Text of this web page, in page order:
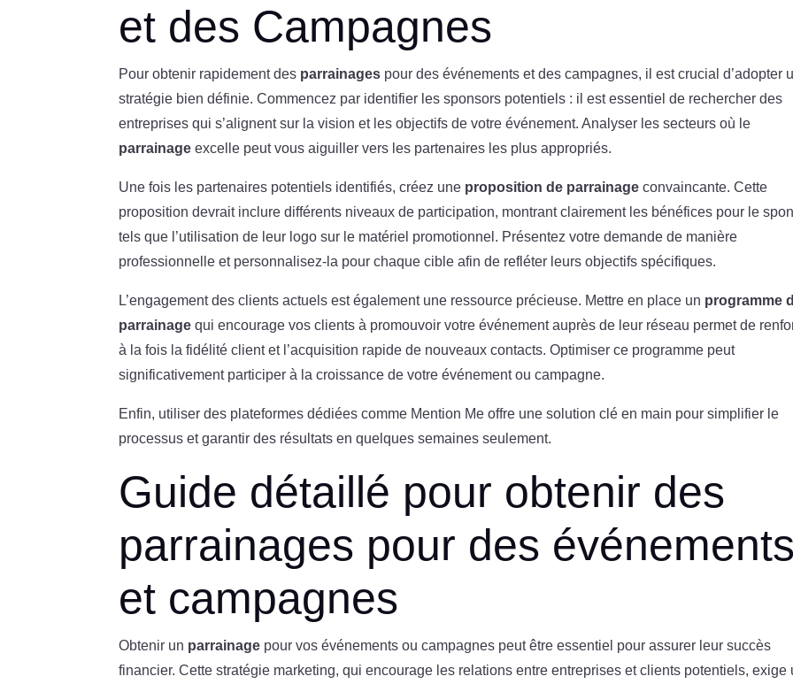
et des Campagnes
Pour obtenir rapidement des parrainages pour des événements et des campagnes, il est crucial d’adopter
stratégie bien définie. Commencez par identifier les sponsors potentiels : il est essentiel de rechercher des
entreprises qui s’alignent sur la vision et les objectifs de votre événement. Analyser les secteurs où le
parrainage excelle peut vous aiguiller vers les partenaires les plus appropriés.
Une fois les partenaires potentiels identifiés, créez une proposition de parrainage convaincante. Cette
proposition devrait inclure différents niveaux de participation, montrant clairement les bénéfices pour le
tels que l’utilisation de leur logo sur le matériel promotionnel. Présentez votre demande de manière
professionnelle et personnalisez-la pour chaque cible afin de refléter leurs objectifs spécifiques.
L’engagement des clients actuels est également une ressource précieuse. Mettre en place un programme
parrainage qui encourage vos clients à promouvoir votre événement auprès de leur réseau permet de
à la fois la fidélité client et l’acquisition rapide de nouveaux contacts. Optimiser ce programme peut
significativement participer à la croissance de votre événement ou campagne.
Enfin, utiliser des plateformes dédiées comme Mention Me offre une solution clé en main pour simplifier le
processus et garantir des résultats en quelques semaines seulement.
Guide détaillé pour obtenir des
parrainages pour des événements
et campagnes
Obtenir un parrainage pour vos événements ou campagnes peut être essentiel pour assurer leur succès
financier. Cette stratégie marketing, qui encourage les relations entre entreprises et clients potentiels, exige